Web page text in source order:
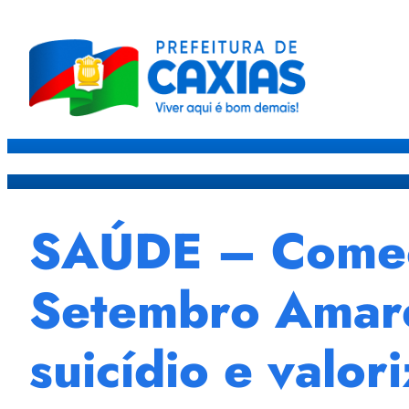
SAÚDE –
Setembro
suicídio e